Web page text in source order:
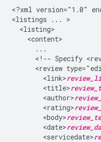
<?xml version="1.0"
<listings
...
<!-- Specify
<review
<link>
<title>
<author>
<rating>
<body>
<date>
<servicedate>